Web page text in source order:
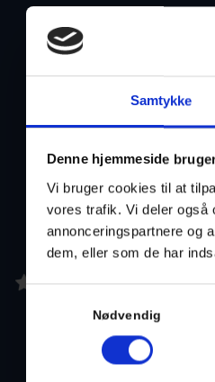
Samtykke
Denne hjemmeside
Vi bruger cookies til at
vores trafik. Vi deler også
annonceringspartnere og
dem, eller som de har
Nødvendig
36 75 21 99
5/5
Rosenhøj 1, 2650 Hvidovre